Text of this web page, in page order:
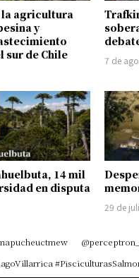
agricultura
y
sur de Chile
7 de
14 mil
en disputa
29 de